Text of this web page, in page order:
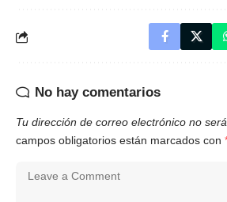
No hay comentarios
Tu dirección de correo electrónico no
campos obligatorios están marcados con